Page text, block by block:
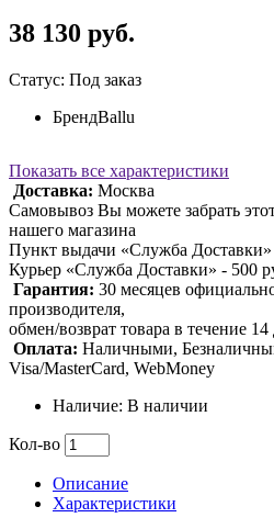
38 130 руб.
Статус: Под заказ
БрендBallu
Показать все характеристики
Доставка: Москва
Самовывоз Вы можете забрать
нашего магазина
Пункт выдачи «Служба Доставки»
Курьер «Служба Доставки» - 500
Гарантия: 30 месяцев
производителя,
обмен/возврат товара в течение 14
Оплата: Наличными,
Visa/MasterCard, WebMoney
Наличие: В наличии
Кол-во
Описание
Характеристики